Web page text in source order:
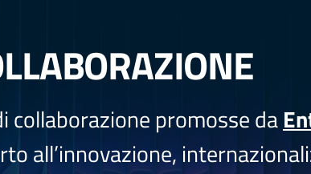
collaborazione promosse da
all’innovazione,